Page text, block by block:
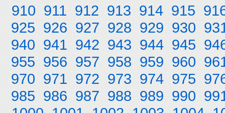
910 911 912 913 914 915
925 926 927 928 929 930
940 941 942 943 944 945
955 956 957 958 959 960
970 971 972 973 974 975
985 986 987 988 989 990